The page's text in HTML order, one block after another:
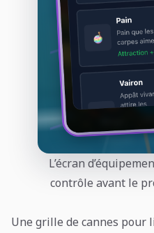
L’écran
contrôle avant le
Une grille de cannes pour